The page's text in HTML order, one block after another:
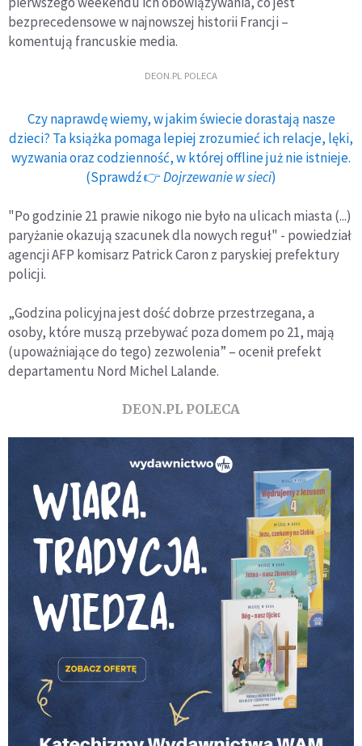
bezprecedensowe w najnowszej historii Francji –
komentują francuskie media.
DEON.PL POLECA
Czy naprawdę wiemy, w jakim świecie dorastają nasze
dzieci? Ta książka pomaga lepiej zrozumieć ich relacje, lęki,
wyzwania oraz codzienność, w której offline już nie istnieje.
(Sprawdź 👉Dojrzewanie w sieci)
"Po godzinie 21 prawie nikogo nie było na ulicach miasta (...)
paryżanie okazują szacunek dla nowych reguł" - powiedział
agencji AFP komisarz Patrick Caron z paryskiej prefektury
policji.
„Godzina policyjna jest dość dobrze przestrzegana, a
osoby, które muszą przebywać poza domem po 21, mają
(upoważniające do tego) zezwolenia” – ocenił prefekt
departamentu Nord Michel Lalande.
DEON.PL POLECA